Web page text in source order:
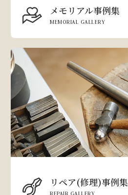
メモリアル事例集
MEMORIAL GALLERY
リペア(修理)事例集
REPAIR GALLERY